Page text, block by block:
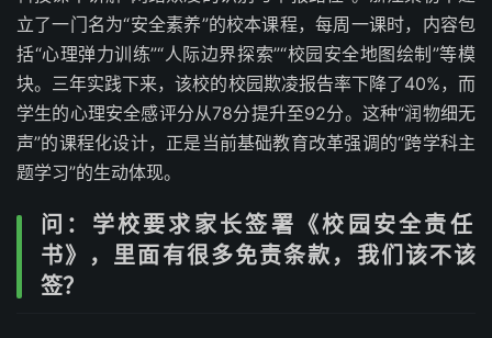
立了一门名为“安全素养”的校本课程，每周一课时，内容包
括“心理弹力训练”“人际边界探索”“校园安全地图绘制”等模
块。三年实践下来，该校的校园欺凌报告率下降了40%，而
学生的心理安全感评分从78分提升至92分。这种“润物细无
声”的课程化设计，正是当前基础教育改革强调的“跨学科主
题学习”的生动体现。
问：学校要求家长签署《校园安全责任
书》，里面有很多免责条款，我们该不该
签？